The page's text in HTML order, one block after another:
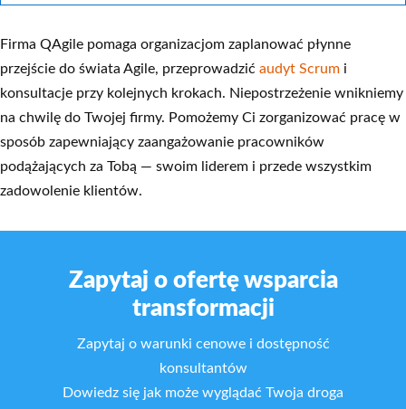
Firma QAgile pomaga organizacjom zaplanować płynne
przejście do świata Agile, przeprowadzić audyt Scrum i
konsultacje przy kolejnych krokach. Niepostrzeżenie wnikniemy
na chwilę do Twojej firmy. Pomożemy Ci zorganizować pracę w
sposób zapewniający zaangażowanie pracowników
podążających za Tobą — swoim liderem i przede wszystkim
zadowolenie klientów.
Zapytaj o ofertę wsparcia
transformacji
Zapytaj o warunki cenowe i dostępność
konsultantów
Dowiedz się jak może wyglądać Twoja droga